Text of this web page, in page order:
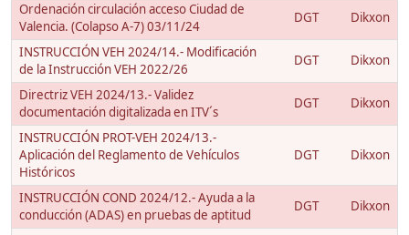
Ordenación circulación acceso Ciudad de
Valencia. (Colapso A-7) 03/11/24
DGT Dikxon
INSTRUCCIÓN VEH 2024/14.- Modificación
de la Instrucción VEH 2022/26
DGT Dikxon
Directriz VEH 2024/13.- Validez
documentación digitalizada en ITV´s
DGT Dikxon
INSTRUCCIÓN PROT-VEH 2024/13.-
Aplicación del Reglamento de Vehículos
Históricos
DGT Dikxon
INSTRUCCIÓN COND 2024/12.- Ayuda a la
conducción (ADAS) en pruebas de aptitud
DGT Dikxon